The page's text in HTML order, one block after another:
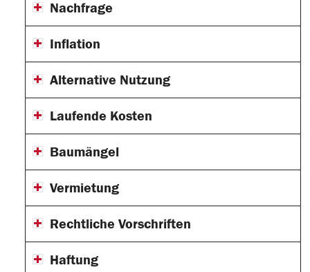
Nachfrage
Inflation
Alternative Nutzung
Laufende Kosten
Baumängel
Vermietung
Rechtliche Vorschriften
Haftung